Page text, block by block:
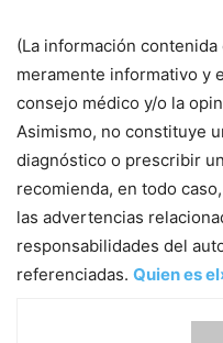
(La información
meramente informativo y
consejo médico y/o la
Asimismo, no constituye
diagnóstico o prescribir
recomienda, en todo
las advertencias
responsabilidades del
referenciadas. Quien es